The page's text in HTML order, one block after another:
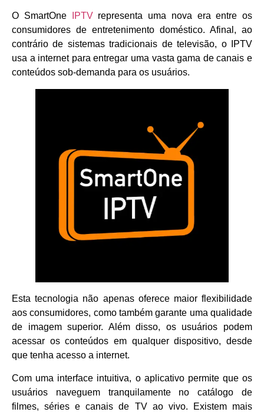
O SmartOne IPTVrepresenta uma nova era entre os
consumidores de entretenimento doméstico. Afinal, ao
contrário de sistemas tradicionais de televisão, o IPTV
usa a internet para entregar uma vasta gama de canais e
conteúdos sob-demanda para os usuários.
Esta tecnologia não apenas oferece maior flexibilidade
aos consumidores, como também garante uma qualidade
de imagem superior. Além disso, os usuários podem
acessar os conteúdos em qualquer dispositivo, desde
que tenha acesso a internet.
Com uma interface intuitiva, o aplicativo permite que os
usuários naveguem tranquilamente no catálogo de
filmes, séries e canais de TV ao vivo. Existem mais